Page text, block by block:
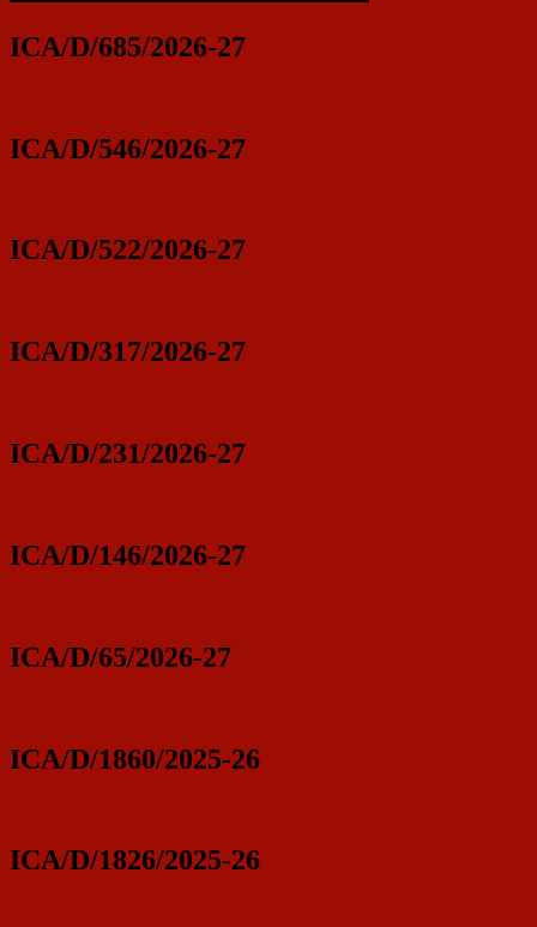
ICA/D/685/2026-27
ICA/D/546/2026-27
ICA/D/522/2026-27
ICA/D/317/2026-27
ICA/D/231/2026-27
ICA/D/146/2026-27
ICA/D/65/2026-27
ICA/D/1860/2025-26
ICA/D/1826/2025-26